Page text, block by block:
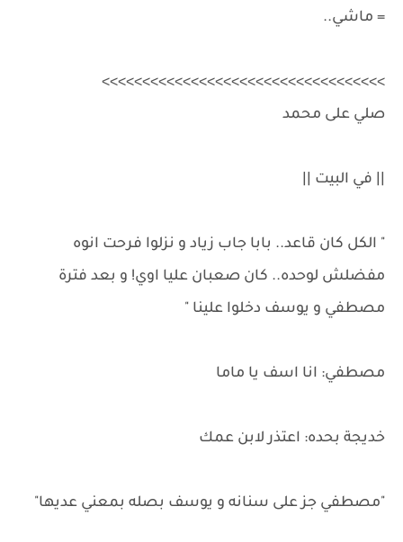
= ماشي..
>>>>>>>>>>>>>>>>>>>>>>>>>>>>>>>>>>>
صلي على محمد
|| في البيت ||
" الكل كان قاعد.. بابا جاب زياد و نزلوا فرحت انوه
مفضلش لوحده.. كان صعبان عليا اوي! و بعد فترة
مصطفي و يوسف دخلوا علينا "
مصطفي: انا اسف يا ماما
خديجة بحده: اعتذر لابن عمك
"مصطفي جز على سنانه و يوسف بصله بمعني عديها"